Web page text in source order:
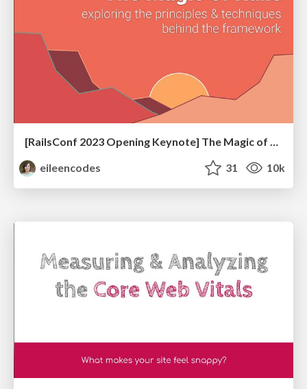
[RailsConf 2023 Opening Keynote] The Magic of Rails
eileencodes
31 10k